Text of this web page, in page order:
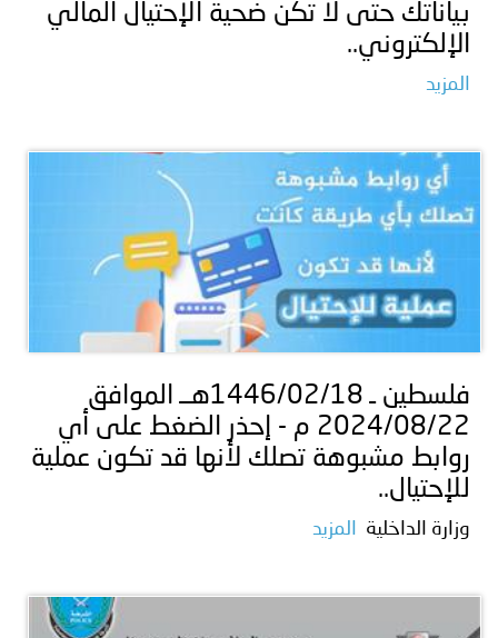
بياناتك حتى لا تكن ضحية الإحتيال المالي
الإلكتروني..
المزيد
فلسطين ـ 1446/02/18هــ الموافق
2024/08/22 م - إحذر الضغط على أي
روابط مشبوهة تصلك لأنها قد تكون عملية
للإحتيال..
وزارة الداخلية المزيد